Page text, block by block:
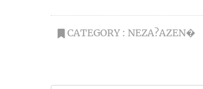
CATEGORY : NEZA?AZEN�